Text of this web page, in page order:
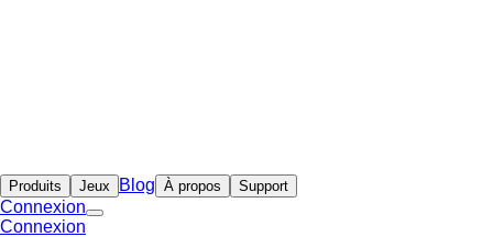
Produits Jeux Blog À propos Support
Connexion
Connexion